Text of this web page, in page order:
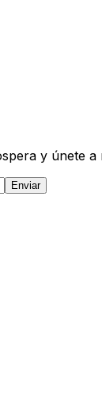
y únete
Enviar